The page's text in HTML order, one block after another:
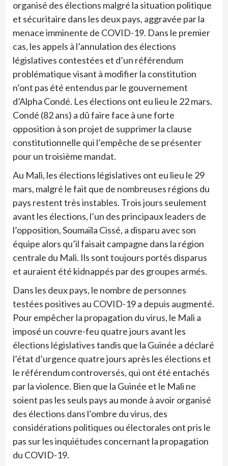
organisé des élections malgré la situation politique
et sécuritaire dans les deux pays, aggravée par la
menace imminente de COVID-19. Dans le premier
cas, les appels à l’annulation des élections
législatives contestées et d’un référendum
problématique visant à modifier la constitution
n’ont pas été entendus par le gouvernement
d’Alpha Condé. Les élections ont eu lieu le 22 mars.
Condé (82 ans) a dû faire face à une forte
opposition à son projet de supprimer la clause
constitutionnelle qui l’empêche de se présenter
pour un troisième mandat.
Au Mali, les élections législatives ont eu lieu le 29
mars, malgré le fait que de nombreuses régions du
pays restent très instables. Trois jours seulement
avant les élections, l’un des principaux leaders de
l’opposition, Soumaïla Cissé, a disparu avec son
équipe alors qu’il faisait campagne dans la région
centrale du Mali. Ils sont toujours portés disparus
et auraient été kidnappés par des groupes armés.
Dans les deux pays, le nombre de personnes
testées positives au COVID-19 a depuis augmenté.
Pour empêcher la propagation du virus, le Mali a
imposé un couvre-feu quatre jours avant les
élections législatives tandis que la Guinée a déclaré
l’état d’urgence quatre jours après les élections et
le référendum controversés, qui ont été entachés
par la violence. Bien que la Guinée et le Mali ne
soient pas les seuls pays au monde à avoir organisé
des élections dans l’ombre du virus, des
considérations politiques ou électorales ont pris le
pas sur les inquiétudes concernant la propagation
du COVID-19.